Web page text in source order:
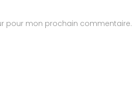
pour mon prochain commentaire.